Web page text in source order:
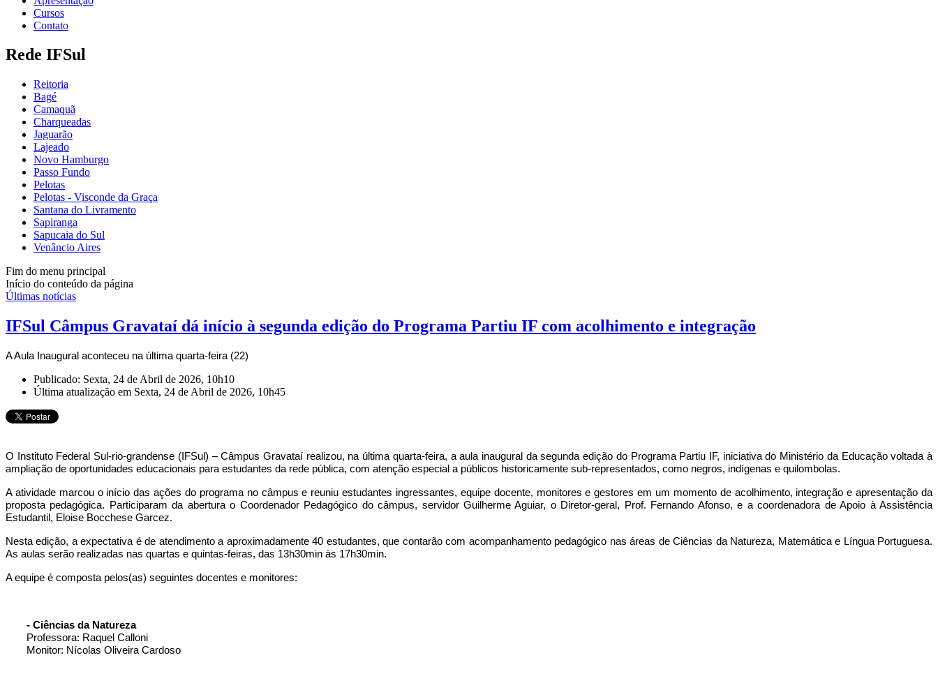
Cursos
Contato
Rede IFSul
Reitoria
Bagé
Camaquã
Charqueadas
Jaguarão
Lajeado
Novo Hamburgo
Passo Fundo
Pelotas
Pelotas - Visconde da Graça
Santana do Livramento
Sapiranga
Sapucaia do Sul
Venâncio Aires
Fim do menu principal
Início do conteúdo da página
Últimas notícias
IFSul Câmpus Gravataí dá início à segunda edição do Programa Partiu IF com acolhimento e integração
A Aula Inaugural aconteceu na última quarta-feira (22)
Publicado: Sexta, 24 de Abril de 2026, 10h10
Última atualização em Sexta, 24 de Abril de 2026, 10h45
O Instituto Federal Sul-rio-grandense (IFSul) – Câmpus Gravataí realizou, na última quarta-feira, a aula inaugural da segunda edição do Programa Partiu IF, iniciativa do Ministério da Educação voltada à
ampliação de oportunidades educacionais para estudantes da rede pública, com atenção especial a públicos historicamente sub-representados, como negros, indígenas e quilombolas.
A atividade marcou o início das ações do programa no câmpus e reuniu estudantes ingressantes, equipe docente, monitores e gestores em um momento de acolhimento, integração e apresentação da
proposta pedagógica. Participaram da abertura o Coordenador Pedagógico do câmpus, servidor Guilherme Aguiar, o Diretor-geral, Prof. Fernando Afonso, e a coordenadora de Apoio à Assistência
Estudantil, Eloise Bocchese Garcez.
Nesta edição, a expectativa é de atendimento a aproximadamente 40 estudantes, que contarão com acompanhamento pedagógico nas áreas de Ciências da Natureza, Matemática e Língua Portuguesa.
As aulas serão realizadas nas quartas e quintas-feiras, das 13h30min às 17h30min.
A equipe é composta pelos(as) seguintes docentes e monitores:
- Ciências da Natureza
Professora: Raquel Calloni
Monitor: Nícolas Oliveira Cardoso